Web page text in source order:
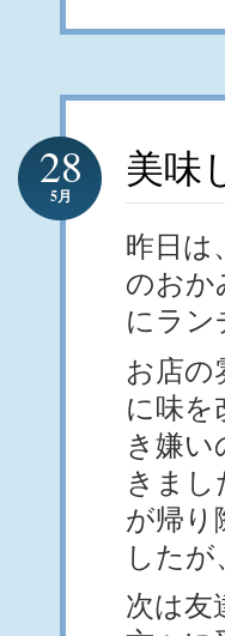
美味
28
5月
昨日は
のおか
にラン
お店の
に味を
き嫌
きまし
が帰り
した
次は友